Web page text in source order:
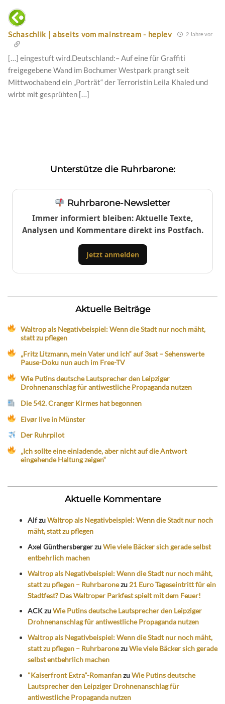
Schaschlik | abseits vom mainstream - heplev 2 Jahre vor
[…] eingestuft wird.Deutschland:– Auf eine für Graffiti
freigegebene Wand im Bochumer Westpark prangt seit
Mittwochabend ein „Porträt“ der Terroristin Leila Khaled und
wirbt mit gesprühten […]
Unterstütze die Ruhrbarone:
Ruhrbarone-Newsletter
Immer informiert bleiben: Aktuelle Texte,
Analysen und Kommentare direkt ins Postfach.
Jetzt anmelden
Aktuelle Beiträge
Waltrop als Negativbeispiel: Wenn die Stadt nur noch mäht,
statt zu pflegen
„Fritz Litzmann, mein Vater und ich“ auf 3sat – Sehenswerte
Pause-Doku nun auch im Free-TV
Wie Putins deutsche Lautsprecher den Leipziger
Drohnenanschlag für antiwestliche Propaganda nutzen
Die 542. Cranger Kirmes hat begonnen
Eivør live in Münster
Der Ruhrpilot
„Ich sollte eine einladende, aber nicht auf die Antwort
eingehende Haltung zeigen“
Aktuelle Kommentare
AlfzuWaltrop als Negativbeispiel: Wenn die Stadt nur noch
mäht, statt zu pflegen
Axel GünthersbergerzuWie viele Bäcker sich gerade selbst
entbehrlich machen
Waltrop als Negativbeispiel: Wenn die Stadt nur noch mäht,
statt zu pflegen – Ruhrbaronezu 21 Euro Tageseintritt für ein
Stadtfest? Das Waltroper Parkfest spielt mit dem Feuer!
ACKzuWie Putins deutsche Lautsprecher den Leipziger
Drohnenanschlag für antiwestliche Propaganda nutzen
Waltrop als Negativbeispiel: Wenn die Stadt nur noch mäht,
statt zu pflegen – RuhrbaronezuWie viele Bäcker sich gerade
selbst entbehrlich machen
"Kaiserfront Extra"-RomanfanzuWie Putins deutsche
Lautsprecher den Leipziger Drohnenanschlag für
antiwestliche Propaganda nutzen